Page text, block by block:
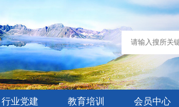
行业党建 教育培训 会员中心